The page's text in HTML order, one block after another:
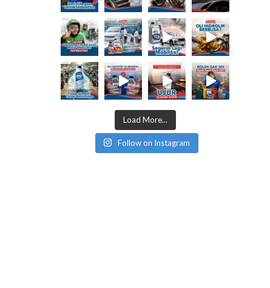
Load More...
Follow on Instagram